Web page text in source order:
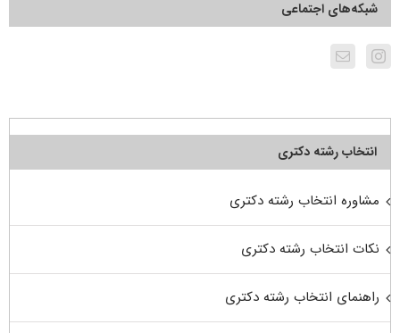
شبکه‌های اجتماعی
انتخاب رشته دکتری
مشاوره انتخاب رشته دکتری
نکات انتخاب رشته دکتری
راهنمای انتخاب رشته دکتری